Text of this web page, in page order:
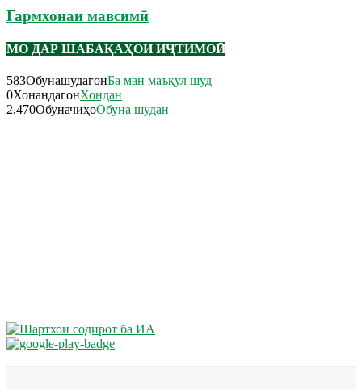
Гармхонаи мавсимӣ
МО ДАР ШАБАҚАҲОИ ИҶТИМОӢ
583ОбунашудагонБа ман маъқул шуд
0ХонандагонХондан
2,470ОбуначиҳоОбуна шудан